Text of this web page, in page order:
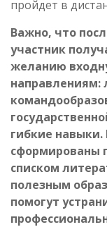
пройдет в
Важно, что
участник
желанию
направлениям:
гибкие
сформированы
списком
полезным
помогут